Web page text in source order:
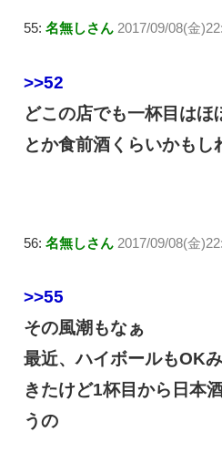
55: 名無しさん 2017/09/08(金
>>52
どこの店でも一杯目は
とか食前酒くらいかもし
56: 名無しさん 2017/09/08(金
>>55
その風潮もなぁ
最近、ハイボールもOK
きたけど1杯目から日本
うの